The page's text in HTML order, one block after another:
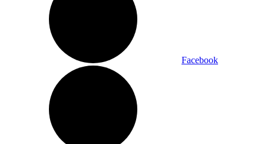
Facebook